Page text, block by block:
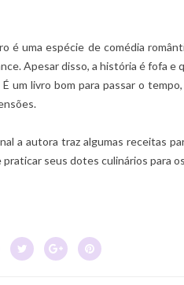
é uma espécie de comédia
Apesar disso, a história é fofa e
É um livro bom para passar o
a autora traz algumas receitas
praticar seus dotes culinários para